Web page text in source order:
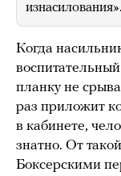
Когда
планку не
раз приложит
в кабинете,
знатно. От
Боксерскими